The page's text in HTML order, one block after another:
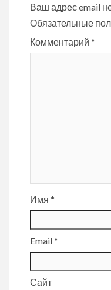
Ваш адрес email
Обязательные
Комментарий *
Имя *
Email*
Сайт